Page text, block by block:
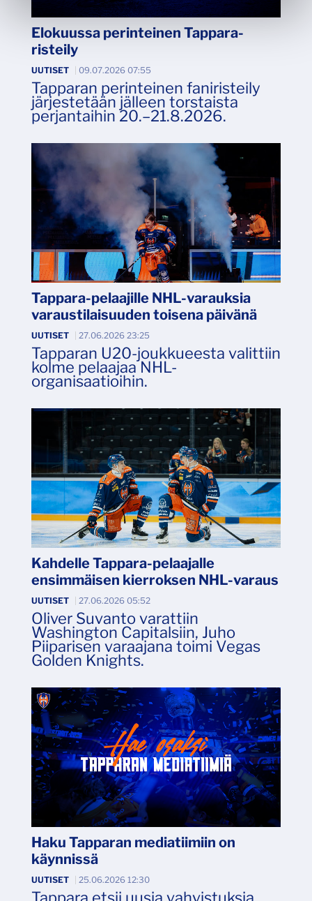
Elokuussa perinteinen Tappara-
risteily
UUTISET 09.07.2026 07:55
Tapparan perinteinen faniristeily
järjestetään jälleen torstaista
perjantaihin 20.–21.8.2026.
Tappara-pelaajille NHL-varauksia
varaustilaisuuden toisena päivänä
UUTISET 27.06.2026 23:25
Tapparan U20-joukkueesta valittiin
kolme pelaajaa NHL-
organisaatioihin.
Kahdelle Tappara-pelaajalle
ensimmäisen kierroksen NHL-varaus
UUTISET 27.06.2026 05:52
Oliver Suvanto varattiin
Washington Capitalsiin, Juho
Piiparisen varaajana toimi Vegas
Golden Knights.
Haku Tapparan mediatiimiin on
käynnissä
UUTISET 25.06.2026 12:30